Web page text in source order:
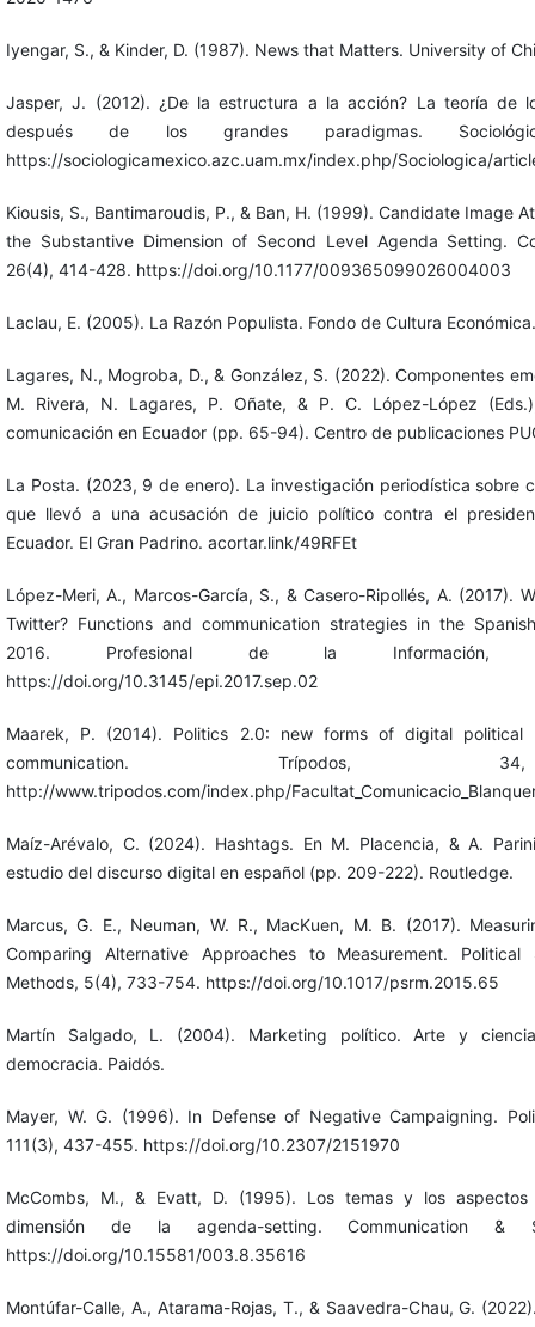
Iyengar, S., & Kinder, D. (1987). News that Matters. University of
Jasper, J. (2012). ¿De la estructura a la acción? La teoría de
después de los grandes paradigmas.
https://sociologicamexico.azc.uam.mx/index.php/Sociologica/
Kiousis, S., Bantimaroudis, P., & Ban, H. (1999). Candidate Image
the Substantive Dimension of Second Level Agenda Setting.
26(4), 414-428. https://doi.org/10.1177/009365099026004003
Laclau, E. (2005). La Razón Populista. Fondo de Cultura Económica.
Lagares, N., Mogroba, D., & González, S. (2022). Componentes
M. Rivera, N. Lagares, P. Oñate, & P. C. López-López
comunicación en Ecuador (pp. 65-94). Centro de publicaciones
La Posta. (2023, 9 de enero). La investigación periodística sobre
que llevó a una acusación de juicio político contra el
Ecuador. El Gran Padrino. acortar.link/49RFEt
López-Meri, A., Marcos-García, S., & Casero-Ripollés, A. (2017).
Twitter? Functions and communication strategies in the
2016. Profesional de la Información,
https://doi.org/10.3145/epi.2017.sep.02
Maarek, P. (2014). Politics 2.0: new forms of digital political
communication. Trípodos,
http://www.tripodos.com/index.php/
Maíz-Arévalo, C. (2024). Hashtags. En M. Placencia, & A.
estudio del discurso digital en español (pp. 209-222). Routledge.
Marcus, G. E., Neuman, W. R., MacKuen, M. B. (2017).
Comparing Alternative Approaches to Measurement. Political
Methods, 5(4), 733-754. https://doi.org/10.1017/psrm.2015.65
Martín Salgado, L. (2004). Marketing político. Arte y
democracia. Paidós.
Mayer, W. G. (1996). In Defense of Negative Campaigning.
111(3), 437-455. https://doi.org/10.2307/2151970
McCombs, M., & Evatt, D. (1995). Los temas y los aspectos
dimensión de la agenda-setting. Communication &
https://doi.org/10.15581/003.8.35616
Montúfar-Calle, A., Atarama-Rojas, T., & Saavedra-Chau, G.